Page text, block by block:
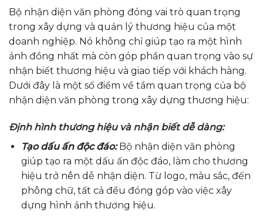
Bộ nhận diện văn phòng đóng vai trò quan trọng
trong xây dựng và quản lý thương hiệu của một
doanh nghiệp. Nó không chỉ giúp tạo ra một hình
ảnh đồng nhất mà còn góp phần quan trọng vào sự
nhận biết thương hiệu và giao tiếp với khách hàng.
Dưới đây là một số điểm về tầm quan trọng của bộ
nhận diện văn phòng trong xây dựng thương hiệu:
Định hình thương hiệu và nhận biết dễ dàng:
Tạo dấu ấn độc đáo: Bộ nhận diện văn phòng
giúp tạo ra một dấu ấn độc đáo, làm cho thương
hiệu trở nên dễ nhận diện. Từ logo, màu sắc, đến
phông chữ, tất cả đều đóng góp vào việc xây
dựng hình ảnh thương hiệu.